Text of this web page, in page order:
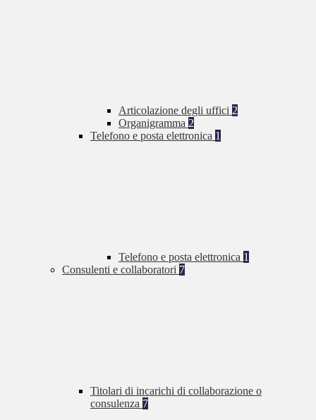
Articolazione degli uffici 2
Organigramma 2
Telefono e posta elettronica 1
Telefono e posta elettronica 1
Consulenti e collaboratori 7
Titolari di incarichi di collaborazione o
consulenza 7